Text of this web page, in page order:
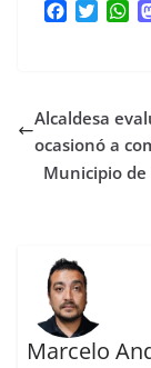
o
o
k
e
r
W
A
p
p
Alcaldesa
ocasionó a
Municipio de
Marcelo